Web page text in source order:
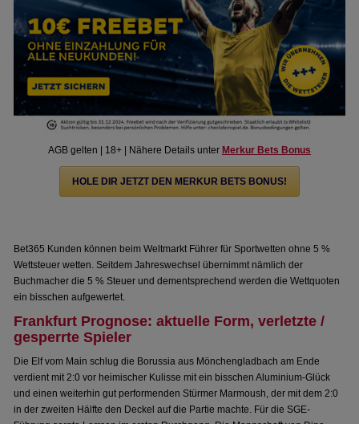
AGB gelten | 18+ | Nähere Details unter Merkur Bets Bonus
HOLE DIR JETZT DEN MERKUR BETS BONUS!
Bet365 Kunden können beim Weltmarkt Führer für Sportwetten ohne 5 %
Wettsteuer wetten. Seitdem Jahreswechsel übernimmt nämlich der
Buchmacher die 5 % Steuer und dementsprechend werden die Wettquoten
ein bisschen aufgewertet.
Frankfurt Prognose: aktuelle Form, verletzte /
gesperrte Spieler
Die Elf vom Main schlug die Borussia aus Mönchengladbach am Ende
verdient mit 2:0 vor heimischer Kulisse mit ein bisschen Aluminium-Glück
und einen weiterhin gut performenden Stürmer Marmoush, der mit dem 2:0
in der zweiten Hälfte den Deckel auf die Partie machte. Für die SGE-